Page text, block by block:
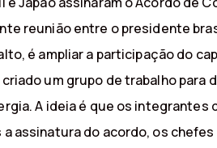
reunião entre o presidente
é ampliar a participação do
criado um grupo de trabalho
A ideia é que os integrantes
a assinatura do acordo, os